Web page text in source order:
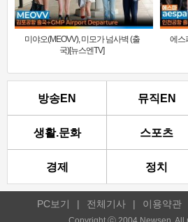
미야오(MEOVV), 미모가 넘사벽 (출
국)[뉴스엔TV]
에스
방송EN 뮤직EN
생활.문화 스포츠
경제 정치
PC보기 | 전체기사 | 이용약관